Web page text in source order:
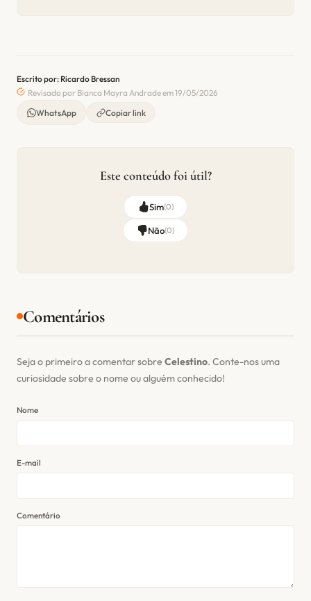
Escrito por: Ricardo Bressan
Revisado por Bianca Mayra Andrade em 19/05/2026
WhatsApp
Copiar link
Este conteúdo foi útil?
Sim(0)
Não(0)
Comentários
Seja o primeiro a comentar sobre Celestino. Conte-nos uma
curiosidade sobre o nome ou alguém conhecido!
Nome
E-mail
Comentário